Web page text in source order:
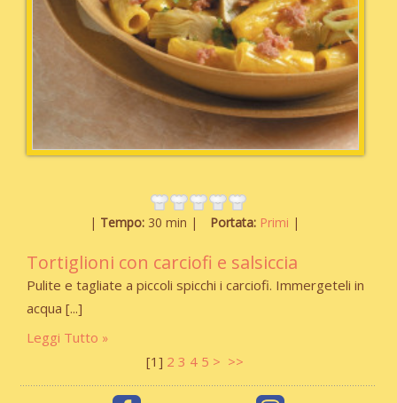
Tempo: 30 min Portata: Primi
Tortiglioni con carciofi e salsiccia
Pulite e tagliate a piccoli spicchi i carciofi. Immergeteli in
acqua
Leggi Tutto
[1 ] 2 3 4 5 > >>